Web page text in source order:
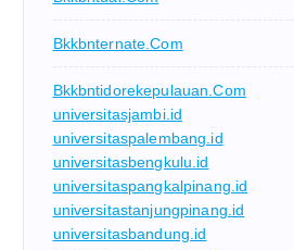
Bkkbnternate.com
Bkkbntidorekepulauan.com
universitasjambi.id
universitaspalembang.id
universitasbengkulu.id
universitaspangkalpinang.id
universitastanjungpinang.id
universitasbandung.id